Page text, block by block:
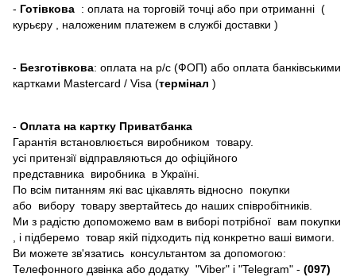
- Готівкова : оплата на торговій точці або при отриманні (
курьєру , наложеним платежем в службі доставки )
- Безготівкова: оплата на р/с (ФОП) або оплата банківськими
картками Mastercard / Visa (термінал )
- Оплата на картку Приватбанка
Гарантія встановлюється виробником товару.
усі притензії відправляються до офіційного
представника виробника в Україні.
По всім питанням які вас цікавлять відносно покупки
або вибору товару звертайтесь до наших співробітників.
Ми з радістю допоможемо вам в виборі потрібної вам покупки
, і підберемо товар якій підходить під конкретно ваші вимоги.
Ви можете зв'язатись консультантом за допомогою:
Телефонного дзвінка або додатку "Viber" і "Telegram" - (097)